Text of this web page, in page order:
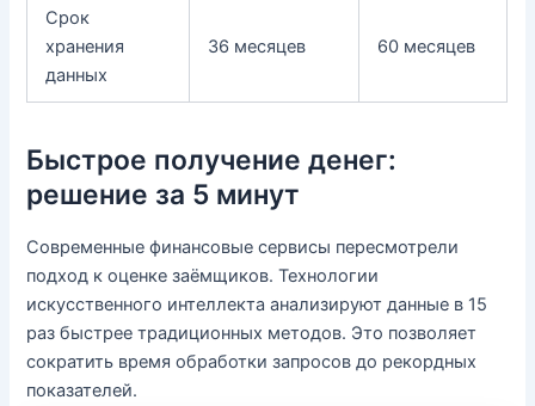
Срок
хранения
данных
36 месяцев 60 месяцев
Быстрое получение денег:
решение за 5 минут
Современные финансовые сервисы пересмотрели
подход к оценке заёмщиков. Технологии
искусственного интеллекта анализируют данные в 15
раз быстрее традиционных методов. Это позволяет
сократить время обработки запросов до рекордных
показателей.